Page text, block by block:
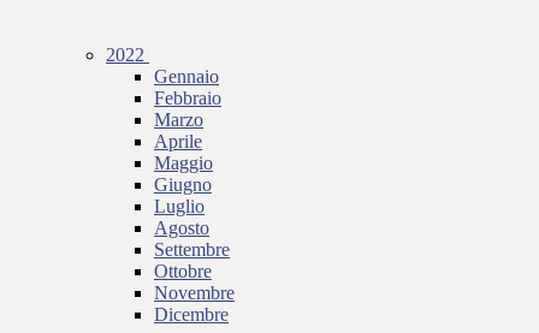
2022
Gennaio
Febbraio
Marzo
Aprile
Maggio
Giugno
Luglio
Agosto
Settembre
Ottobre
Novembre
Dicembre